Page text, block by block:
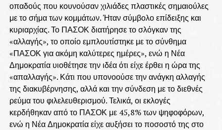
οπαδούς που κουνούσαν χιλιάδες πλαστικές σημαιούλες
με το σήμα των κομμάτων. Ήταν σύμβολο επίδειξης και
κυριαρχίας. Το ΠΑΣΟΚ διατήρησε το σλόγκαν της
«αλλαγής», το οποίο εμπλουτίστηκε με το σύνθημα
«ΠΑΣΟΚ για ακόμη καλύτερες ημέρες», ενώ η Νέα
Δημοκρατία υιοθέτησε την ιδέα ότι είχε έρθει η ώρα της
«απαλλαγής». Κάτι που υπονοούσε την ανάγκη αλλαγής
της διακυβέρνησης, αλλά και την σύνδεση με το διεθνές
ρεύμα του φιλελευθερισμού. Τελικά, οι εκλογές
κερδήθηκαν από το ΠΑΣΟΚ με 45,8% των ψηφοφόρων,
ενώ η Νέα Δημοκρατία είχε αυξήσει το ποσοστό της στο